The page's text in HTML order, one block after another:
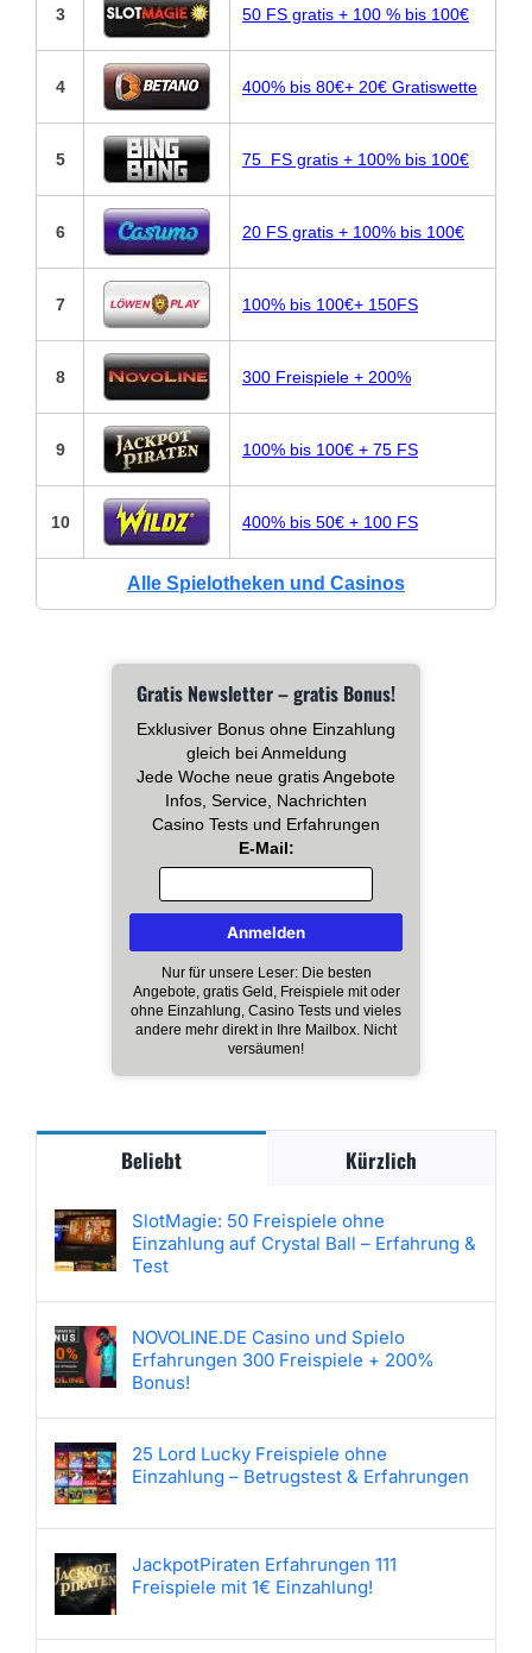
3 50 FS gratis + 100 % bis 100€
4 400% bis 80€+ 20€ Gratiswette
5 75 FS gratis + 100% bis 100€
6 20 FS gratis + 100% bis 100€
7 100% bis 100€+ 150FS
8 300 Freispiele + 200%
9 100% bis 100€ + 75 FS
10 400% bis 50€ + 100 FS
Alle Spielotheken und Casinos
Gratis Newsletter – gratis Bonus!
Exklusiver Bonus ohne Einzahlung
gleich bei Anmeldung
Jede Woche neue gratis Angebote
Infos, Service, Nachrichten
Casino Tests und Erfahrungen
E-Mail:
Nur für unsere Leser: Die besten
Angebote, gratis Geld, Freispiele mit oder
ohne Einzahlung, Casino Tests und vieles
andere mehr direkt in Ihre Mailbox. Nicht
versäumen!
Beliebt Kürzlich
SlotMagie: 50 Freispiele ohne
Einzahlung auf Crystal Ball – Erfahrung &
Test
NOVOLINE.DE Casino und Spielo
Erfahrungen 300 Freispiele + 200%
Bonus!
25 Lord Lucky Freispiele ohne
Einzahlung – Betrugstest & Erfahrungen
JackpotPiraten Erfahrungen 111
Freispiele mit 1€ Einzahlung!